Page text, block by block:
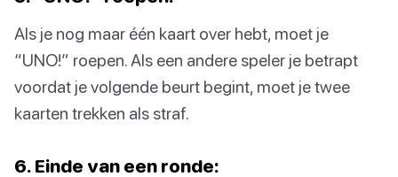
Als je nog maar één kaart over hebt, moet je
“UNO!” roepen. Als een andere speler je betrapt
voordat je volgende beurt begint, moet je twee
kaarten trekken als straf.
6. Einde van een ronde: